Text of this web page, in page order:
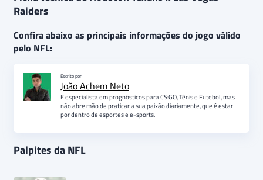
Raiders
Confira abaixo as principais informações do jogo válido
pelo NFL:
Escrito por
João Achem Neto
É especialista em prognósticos para CS:GO, Tênis e Futebol, mas
não abre mão de praticar a sua paixão diariamente, que é estar
por dentro de esportes e e-sports.
Palpites da NFL